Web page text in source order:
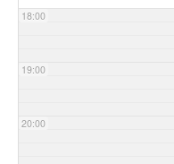
18:00
19:00
20:00